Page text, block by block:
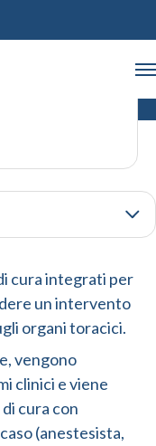
cura integrati per
un intervento
organi toracici.
vengono
clinici e viene
cura con
(anestesista,